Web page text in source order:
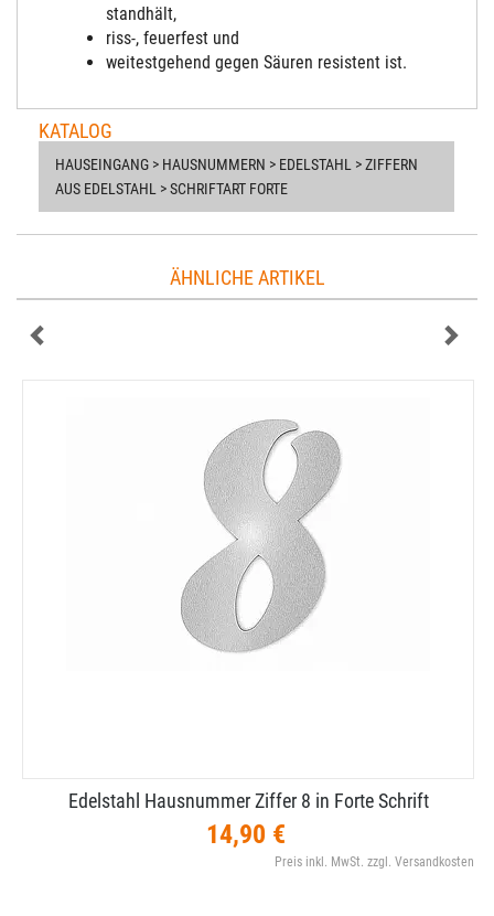
stand hält,
riss-, feuerfest und
weitestgehend gegen Säuren resistent ist.
KATALOG
HAUSEINGANG > HAUSNUMMERN > EDELSTAHL > ZIFFERN
AUS EDELSTAHL > SCHRIFTART FORTE
ÄHNLICHE ARTIKEL
Edelstahl Hausnummer Ziffer 8 in Forte Schrift
14,90 €
Preis inkl. MwSt. zzgl. Versandkosten